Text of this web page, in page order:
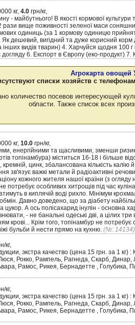
кг, 4.0 грн/кг,
- майбутнього! В якості кормової
вище поживності зеленої маси
одиниць (за 1 кормову одиницю
Як дешевий, вигідний та дуже корисний
інших видів тварин) 4. Харчуйся щодня 100
6. Експорт в Європу (еко-продукт) 7.
Агрокарта овощей
списки хозяйств с
количество посевов интересующей
области. Также список всех
кг, 10.0 грн/кг,
енергійними та щасливими, зменши
топінамбура) міститься 16-18 і більше
цинк, збалансована кількість калію
зв'язує важкі метали й радіоактивні
кожного жителя нашої країни (з
особливих хитрощів під час
в киплячій воді рихло. Мінімум
Давно доведено, що за діабету
А ось полісахарид інулін - основна
- не банальні одеські дві, а цілих
крові... Крім того, топінамбур не
бульби й нести прямо на кухню. (№: 14134)
кг,
экстра качество (цена 15 грн. за 1
Рокко, Рампель, Рагнеда, Скарб,
Рамос, Рикея, Бернадетте , Голубика,
кг,
экстра качество (цена 15 грн. за 1
Рокко, Рампель, Рагнеда, Скарб,
Рамос, Рикея, Бернадетте , Голубика,